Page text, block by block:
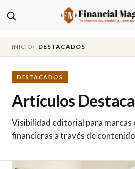
INICIO DESTACADOS
DESTACADOS
Artículos
Visibilidad editorial para marcas
financieras a través de